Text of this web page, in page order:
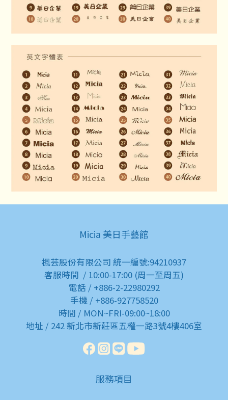
Micia 美日手藝館
楓芸股份有限公司 統一編號:94210937
客服時間 / 10:00-17:00 (周一至周五)
電話 / +886-2-22980292
手機 / +886-927758520
時間 / MON~FRI-09:00~18:00
地址 / 242 新北市新莊區五權一路3號4樓406室
服務項目